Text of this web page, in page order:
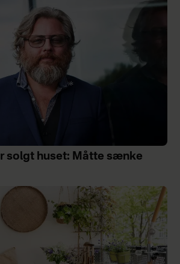
solgt huset: Måtte sænke